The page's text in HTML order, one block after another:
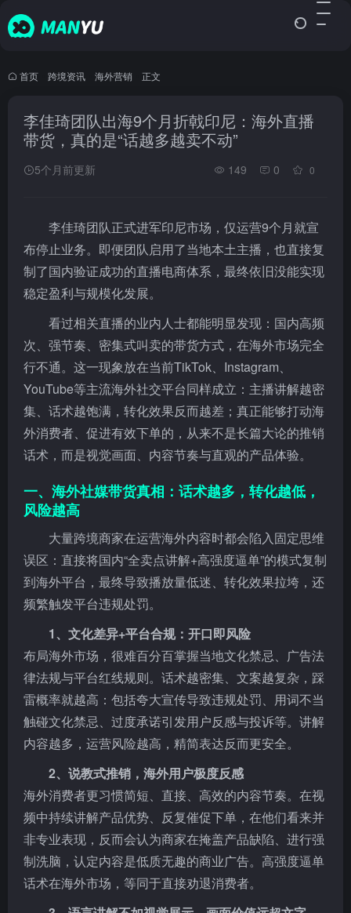
首页 跨境资讯 海外营销 正文
李佳琦团队出海9个月折戟印尼：海外直播
带货，真的是“话越多越卖不动”
5个月前更新 149 0 0
李佳琦团队正式进军印尼市场，仅运营9个月就宣
布停止业务。即便团队启用了当地本土主播，也直接复
制了国内验证成功的直播电商体系，最终依旧没能实现
稳定盈利与规模化发展。
看过相关直播的业内人士都能明显发现：国内高频
次、强节奏、密集式叫卖的带货方式，在海外市场完全
行不通。这一现象放在当前TikTok、Instagram、
YouTube等主流海外社交平台同样成立：主播讲解越密
集、话术越饱满，转化效果反而越差；真正能够打动海
外消费者、促进有效下单的，从来不是长篇大论的推销
话术，而是视觉画面、内容节奏与直观的产品体验。
一、海外社媒带货真相：话术越多，转化越低，
风险越高
大量跨境商家在运营海外内容时都会陷入固定思维
误区：直接将国内“全卖点讲解+高强度逼单”的模式复制
到海外平台，最终导致播放量低迷、转化效果拉垮，还
频繁触发平台违规处罚。
1、文化差异+平台合规：开口即风险
布局海外市场，很难百分百掌握当地文化禁忌、广告法
律法规与平台红线规则。话术越密集、文案越复杂，踩
雷概率就越高：包括夸大宣传导致违规处罚、用词不当
触碰文化禁忌、过度承诺引发用户反感与投诉等。讲解
内容越多，运营风险越高，精简表达反而更安全。
2、说教式推销，海外用户极度反感
海外消费者更习惯简短、直接、高效的内容节奏。在视
频中持续讲解产品优势、反复催促下单，在他们看来并
非专业表现，反而会认为商家在掩盖产品缺陷、进行强
制洗脑，认定内容是低质无趣的商业广告。高强度逼单
话术在海外市场，等同于直接劝退消费者。